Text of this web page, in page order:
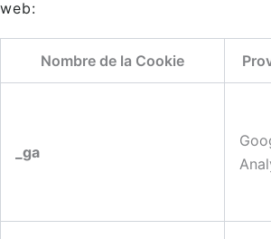
web:
Nombre de la Cookie
_ga